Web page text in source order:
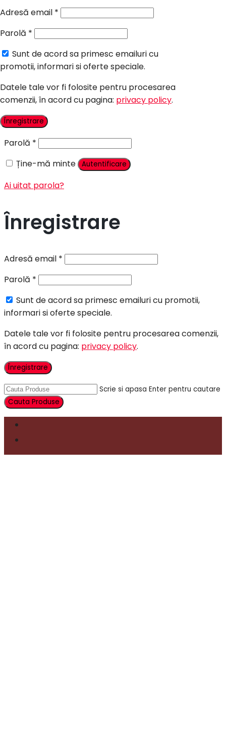
Candy Bar Botez
Contact
Autentificare
Parolă *
Ține-mă minte
Autentificare
Ai uitat parola?
Înregistrare
Adresă email *
Parolă *
Sunt de acord sa primesc emailuri cu promotii,
informari si oferte speciale.
Datele tale vor fi folosite pentru procesarea comenzii,
în acord cu pagina: privacy policy.
Înregistrare
Scrie si apasa Enter pentru cautare
Adresă email *
Parolă *
Sunt de acord sa primesc emailuri cu
promotii, informari si oferte speciale.
Datele tale vor fi folosite pentru procesarea
comenzii, în acord cu pagina: privacy policy.
Înregistrare